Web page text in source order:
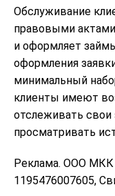
Обслуживание
правовыми
и оформляет
оформления
минимальный
клиенты имеют
отслеживать
просматривать
Реклама. ООО МКК
1195476007605,